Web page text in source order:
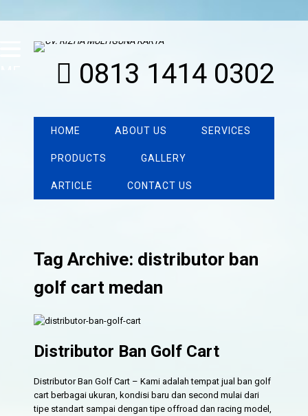
0813 1414 0302
HOME ABOUT US SERVICES
PRODUCTS GALLERY
ARTICLE CONTACT US
Tag Archive: distributor ban
golf cart medan
Distributor Ban Golf Cart
Distributor Ban Golf Cart – Kami adalah tempat jual ban golf
cart berbagai ukuran, kondisi baru dan second mulai dari
tipe standart sampai dengan tipe offroad dan racing model,